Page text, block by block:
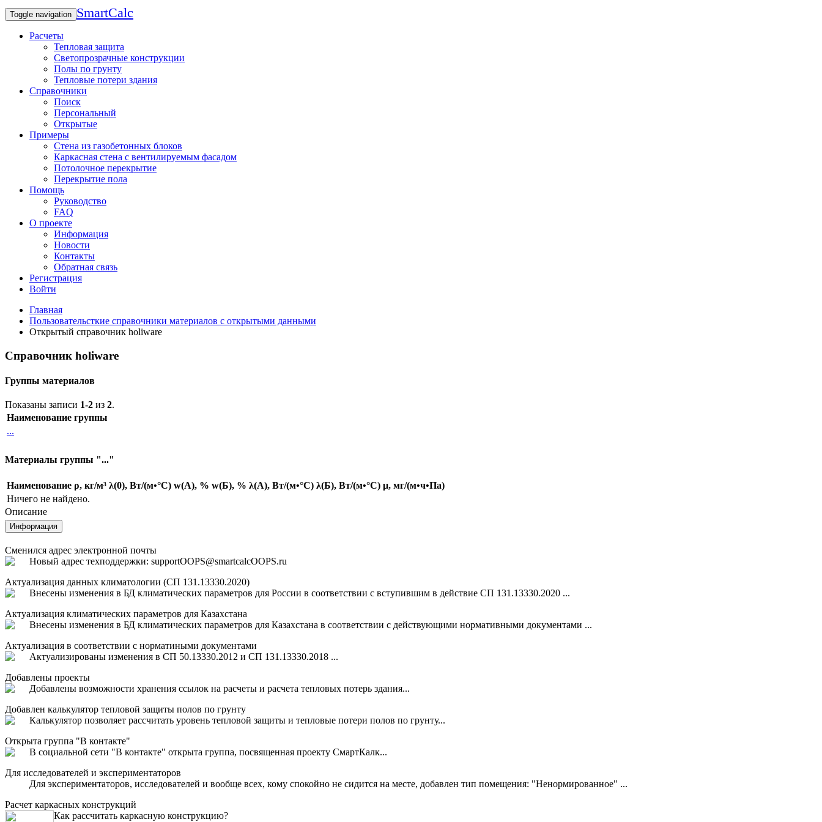
Toggle navigation SmartCalc
Расчеты
Тепловая защита
Светопрозрачные конструкции
Полы по грунту
Тепловые потери здания
Справочники
Поиск
Персональный
Открытые
Примеры
Стена из газобетонных блоков
Каркасная стена с вентилируемым фасадом
Потолочное перекрытие
Перекрытие пола
Помощь
Руководство
FAQ
О проекте
Информация
Новости
Контакты
Обратная связь
Регистрация
Войти
Главная
Пользовательсткие справочники материалов с открытыми данными
Открытый справочник holiware
Справочник holiware
Группы материалов
Показаны записи 1-2 из 2.
Наименование группы
...
Материалы группы "..."
Наименование ρ, кг/м³ λ(0), Вт/(м•°С) w(А), % w(Б), % λ(А), Вт/(м•°С) λ(Б), Вт/(м•°С) μ, мг/(м•ч•Па)
Ничего не найдено.
Описание
Информация
Сменился адрес электронной почты
Новый адрес техподдержки: supportOOPS@smartcalcOOPS.ru
Актуализация данных климатологии (СП 131.13330.2020)
Внесены изменения в БД климатических параметров для России в соответствии с вступившим в действие СП 131.13330.2020 ...
Актуализация климатических параметров для Казахстана
Внесены изменения в БД климатических параметров для Казахстана в соответствии с действующими нормативными документами ...
Актуализация в соответствии с норматиными документами
Актуализированы изменения в СП 50.13330.2012 и СП 131.13330.2018 ...
Добавлены проекты
Добавлены возможности хранения ссылок на расчеты и расчета тепловых потерь здания...
Добавлен калькулятор тепловой защиты полов по грунту
Калькулятор позволяет рассчитать уровень тепловой защиты и тепловые потери полов по грунту...
Открыта группа "В контакте"
В социальной сети "В контакте" открыта группа, посвященная проекту СмартКалк...
Для исследователей и экспериментаторов
Для экспериментаторов, исследователей и вообще всех, кому спокойно не сидится на месте, добавлен тип помещения: "Ненормированное" ...
Расчет каркасных конструкций
Как рассчитать каркасную конструкцию?